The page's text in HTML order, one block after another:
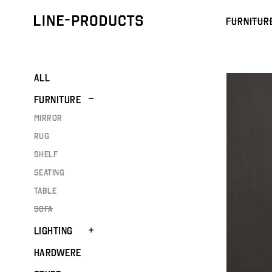
ALL
FURNITURE
MIRROR
RUG
SHELF
SEATING
TABLE
SOFA
LIGHTING
HARDWERE